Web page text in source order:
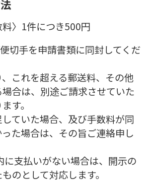
料〉1件につき500円
切手を申請書類に同封してくだ
これを超える郵送料、その他
合は、別途ご請求させていた
す。
ていた場合、及び手数料が同
た場合は、その旨ご連絡申し
支払いがない場合は、開示の
のとして対応します。